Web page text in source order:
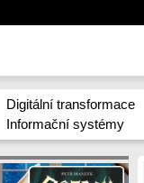
Digitální transformace
Informační systémy